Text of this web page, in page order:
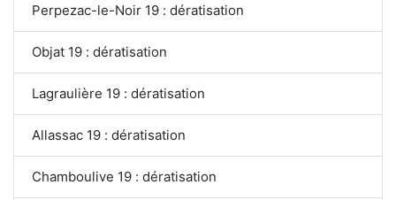
Perpezac-le-Noir 19 : dératisation
Objat 19 : dératisation
Lagraulière 19 : dératisation
Allassac 19 : dératisation
Chamboulive 19 : dératisation